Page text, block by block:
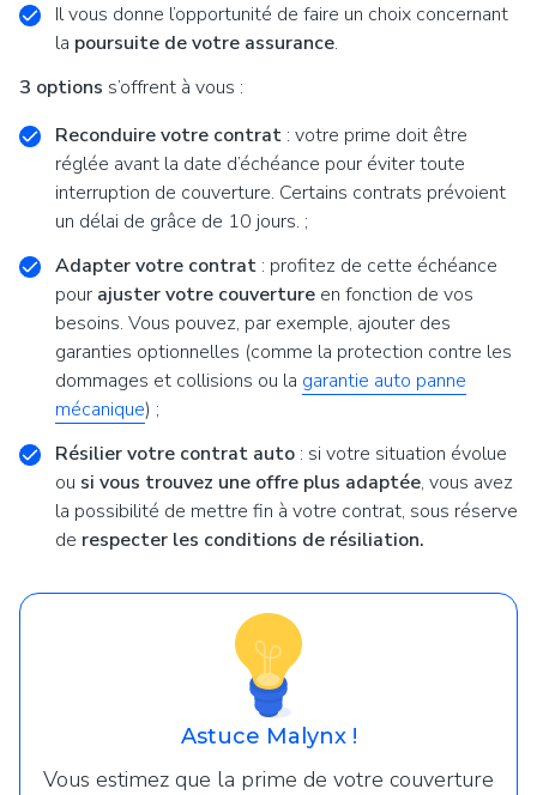
Il vous donne l’opportunité de faire un choix concernant
la poursuite de votre assurance.
3 options s’offrent à vous :
Reconduire votre contrat : votre prime doit être
réglée avant la date d’échéance pour éviter toute
interruption de couverture. Certains contrats prévoient
un délai de grâce de 10 jours. ;
Adapter votre contrat : profitez de cette échéance
pour ajuster votre couverture en fonction de vos
besoins. Vous pouvez, par exemple, ajouter des
garanties optionnelles (comme la protection contre les
dommages et collisions ou la garantie auto panne
mécanique) ;
Résilier votre contrat auto : si votre situation évolue
ou si vous trouvez une offre plus adaptée, vous avez
la possibilité de mettre fin à votre contrat, sous réserve
de respecter les conditions de résiliation.
Astuce Malynx !
Vous estimez que la prime de votre couverture